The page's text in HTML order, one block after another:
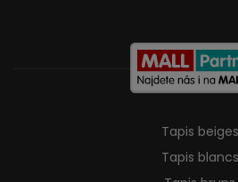
Tapis beiges
Tapis blancs